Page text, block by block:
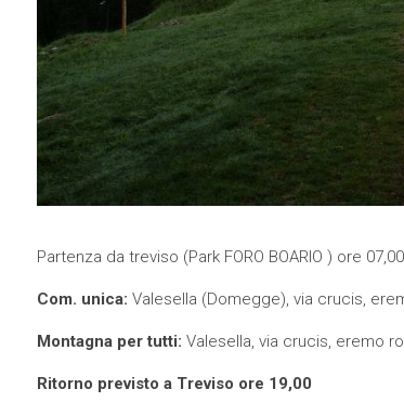
Partenza da treviso (Park FORO BOARIO ) ore 07,00
Com. unica: Valesella (Domegge), via crucis,
Montagna per tutti: Valesella, via crucis, eremo
Ritorno previsto a Treviso ore 19,00